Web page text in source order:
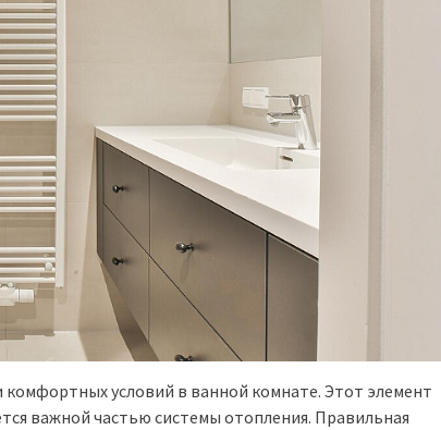
условий в ванной комнате. Этот элемент
важной частью системы отопления. Правильная